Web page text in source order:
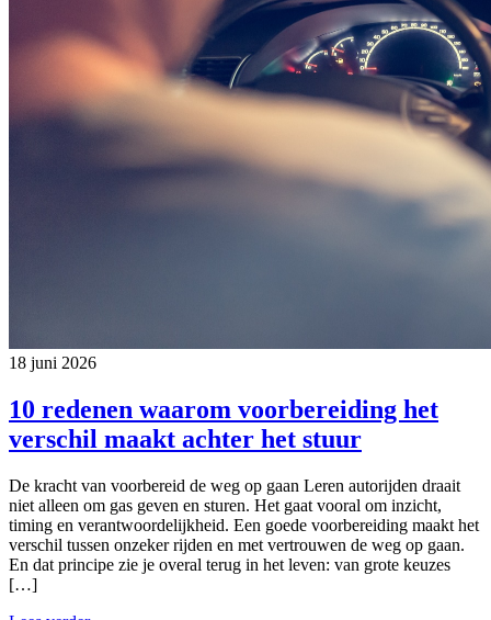
18 juni 2026
10 redenen waarom voorbereiding het
verschil maakt achter het stuur
De kracht van voorbereid de weg op gaan Leren autorijden draait
niet alleen om gas geven en sturen. Het gaat vooral om inzicht,
timing en verantwoordelijkheid. Een goede voorbereiding maakt het
verschil tussen onzeker rijden en met vertrouwen de weg op gaan.
En dat principe zie je overal terug in het leven: van grote keuzes
[…]